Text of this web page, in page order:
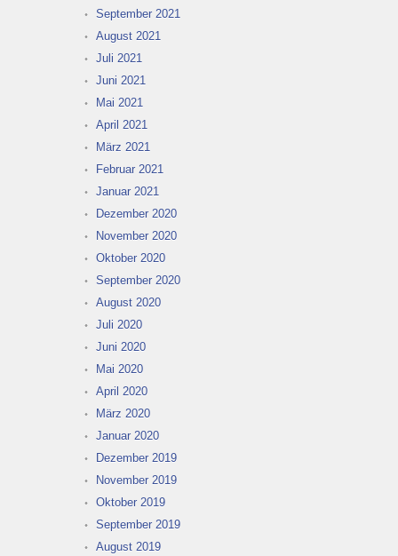
September 2021
August 2021
Juli 2021
Juni 2021
Mai 2021
April 2021
März 2021
Februar 2021
Januar 2021
Dezember 2020
November 2020
Oktober 2020
September 2020
August 2020
Juli 2020
Juni 2020
Mai 2020
April 2020
März 2020
Januar 2020
Dezember 2019
November 2019
Oktober 2019
September 2019
August 2019